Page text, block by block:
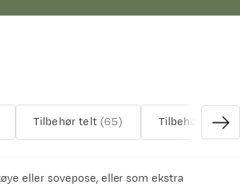
Tilbehør telt (65) Tilbehør
eller sovepose, eller som ekstra